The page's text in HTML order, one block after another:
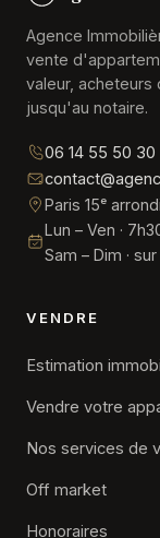
Agence
vente
valeur, acheteurs
jusqu'au notaire.
06 14 55 50 30
Paris 15ᵉ
Lun – Ven ·
Sam – Dim ·
VENDRE
Estimation
Vendre votre
Nos services de
Off market
Honoraires